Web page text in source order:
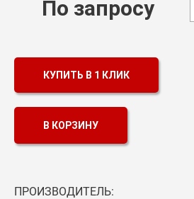
Цепи
По запросу
КУПИТЬ В 1 КЛИК
В КОРЗИНУ
ПРОИЗВОДИТЕЛЬ: